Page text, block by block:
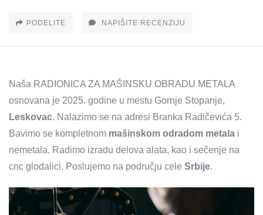
PODELITE NAPIŠITE RECENZIJU
Naša RADIONICA ZA MAŠINSKU OBRADU METALA
osnovana je 2025. godine u mestu Gornje Stopanje,
Leskovac. Nalazimo se na adresi Branka Radičevića 5.
Bavimo se kompletnom mašinskom odradom metala i
nemetala. Radimo izradu delova alata, kao i sečenje na
cnc glodalici. Poslujemo na području cele Srbije.